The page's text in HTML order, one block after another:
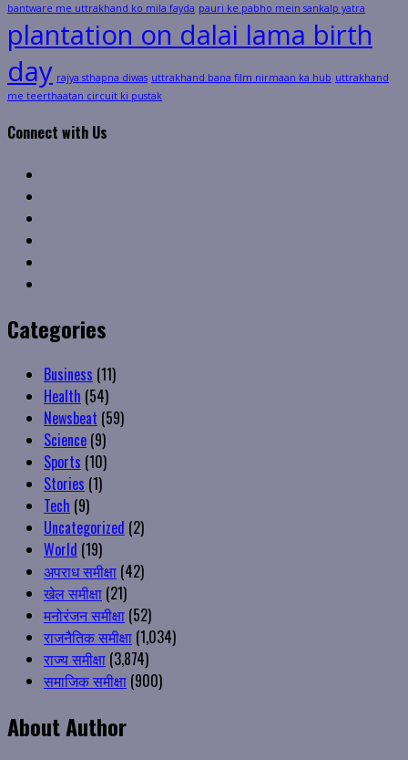
bantware me uttrakhand ko mila fayda pauri ke pabho mein sankalp yatra
plantation on dalai lama birth
day rajya sthapna diwas uttrakhand bana film nirmaan ka hub uttrakhand
me teerthaatan circuit ki pustak
Connect with Us
Categories
Business (11)
Health (54)
Newsbeat (59)
Science (9)
Sports (10)
Stories (1)
Tech (9)
Uncategorized (2)
World (19)
अपराध समीक्षा (42)
खेल समीक्षा (21)
मनोरंजन समीक्षा (52)
राजनैतिक समीक्षा (1,034)
राज्य समीक्षा (3,874)
समाजिक समीक्षा (900)
About Author